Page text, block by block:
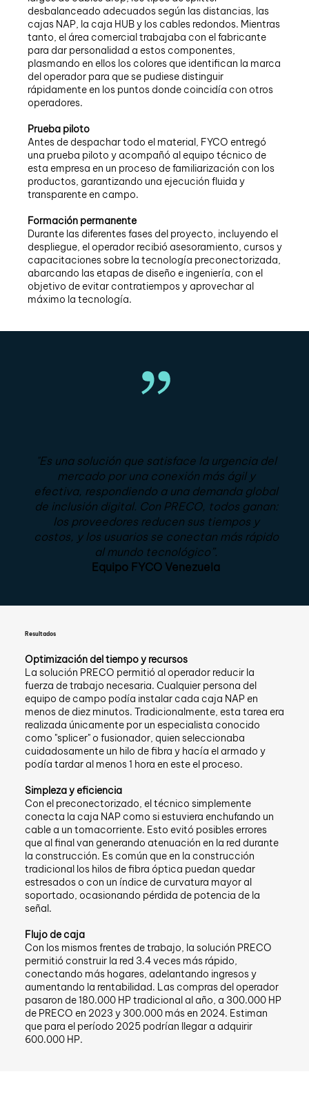
desbalanceado adecuados según las distancias, las
cajas NAP, la caja HUB y los cables redondos. Mientras
tanto, el área comercial trabajaba con el fabricante
para dar personalidad a estos componentes,
plasmando en ellos los colores que identifican la marca
del operador para que se pudiese distinguir
rápidamente en los puntos donde coincidía con otros
operadores.
Prueba piloto
Antes de despachar todo el material, FYCO entregó
una prueba piloto y acompañó al equipo técnico de
esta empresa en un proceso de familiarización con los
productos, garantizando una ejecución fluida y
transparente en campo.
Formación permanente
Durante las diferentes fases del proyecto, incluyendo el
despliegue, el operador recibió asesoramiento, cursos y
capacitaciones sobre la tecnología preconectorizada,
abarcando las etapas de diseño e ingeniería, con el
objetivo de evitar contratiempos y aprovechar al
máximo la tecnología.
Resultados
Optimización del tiempo y recursos
La solución PRECO permitió al operador reducir la
fuerza de trabajo necesaria. Cualquier persona del
equipo de campo podía instalar cada caja NAP en
menos de diez minutos. Tradicionalmente, esta tarea era
realizada únicamente por un especialista conocido
como "splicer" o fusionador, quien seleccionaba
cuidadosamente un hilo de fibra y hacía el armado y
podía tardar al menos 1 hora en este el proceso.
Simpleza y eficiencia
Con el preconectorizado, el técnico simplemente
conecta la caja NAP como si estuviera enchufando un
cable a un tomacorriente. Esto evitó posibles errores
que al final van generando atenuación en la red durante
la construcción. Es común que en la construcción
tradicional los hilos de fibra óptica puedan quedar
estresados o con un índice de curvatura mayor al
soportado, ocasionando pérdida de potencia de la
señal.
Flujo de caja
Con los mismos frentes de trabajo, la solución PRECO
permitió construir la red 3.4 veces más rápido,
conectando más hogares, adelantando ingresos y
aumentando la rentabilidad. Las compras del operador
pasaron de 180.000 HP tradicional al año, a 300.000 HP
de PRECO en 2023 y 300.000 más en 2024. Estiman
que para el período 2025 podrían llegar a adquirir
600.000 HP.
"Es una solución que satisface la urgencia del
mercado por una conexión más ágil y
efectiva, respondiendo a una demanda global
de inclusión digital. Con PRECO, todos ganan:
los proveedores reducen sus tiempos y
costos, y los usuarios se conectan más rápido
al mundo tecnológico”.
Equipo FYCO Venezuela